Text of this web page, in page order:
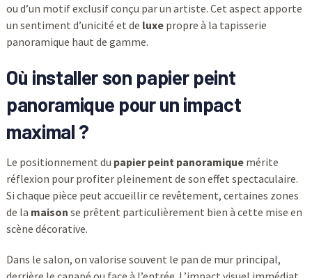
ou d’un motif exclusif conçu par un artiste. Cet aspect apporte
un sentiment d’unicité et de luxepropre à la tapisserie
panoramique haut de gamme.
Où installer son papier peint
panoramique pour un impact
maximal ?
Le positionnement du papier peint panoramiquemérite
réflexion pour profiter pleinement de son effet spectaculaire.
Si chaque pièce peut accueillir ce revêtement, certaines zones
de la maison se prêtent particulièrement bien à cette mise en
scène décorative.
Dans le salon, on valorise souvent le pan de mur principal,